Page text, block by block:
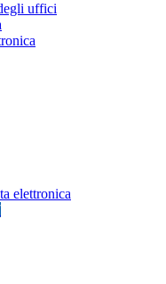
uffici
elettronica